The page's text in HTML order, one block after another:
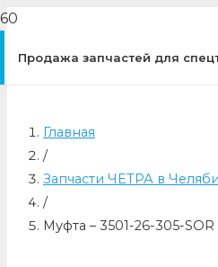
Продажа запчастей для
Главная
/
Запчасти ЧЕТРА в
/
Муфта – 3501-26-305-SOR